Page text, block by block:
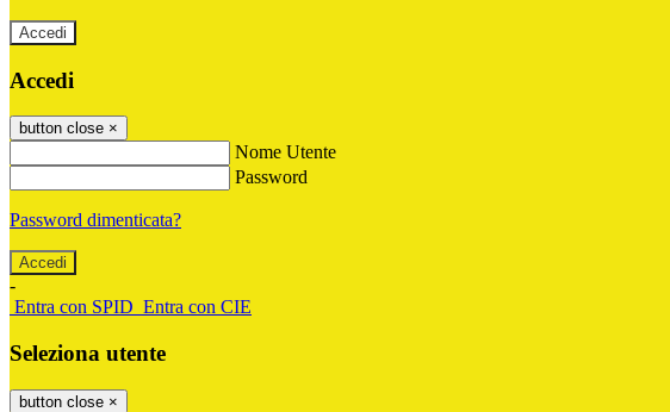
Accedi
Accedi
button close ×
Nome Utente
Password
Password dimenticata?
-
Entra con SPID Entra con CIE
Seleziona utente
button close ×